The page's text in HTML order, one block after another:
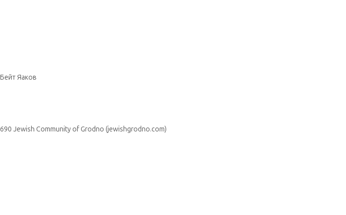
Яаков
Jewish Community of Grodno (jewishgrodno.com)